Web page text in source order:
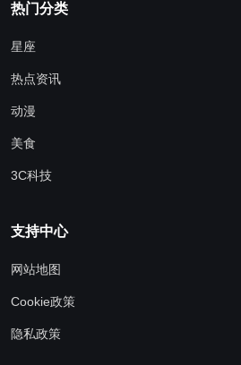
热门分类
星座
热点资讯
动漫
美食
3C科技
支持中心
网站地图
Cookie政策
隐私政策